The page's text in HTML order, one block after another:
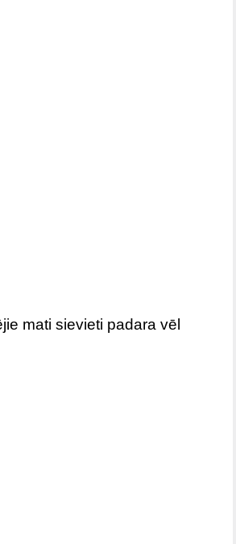
mati sievieti padara vēl